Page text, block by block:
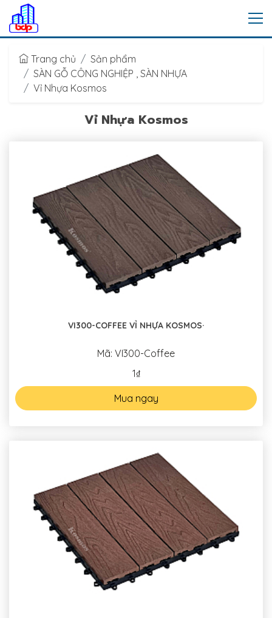
Trang chủ
Sản phẩm
SÀN GỖ CÔNG NGHIỆP , SÀN NHỰA
Vỉ Nhựa Kosmos
Vỉ Nhựa Kosmos
VI300-COFFEE VỈ NHỰA KOSMOS·
Mã: VI300-Coffee
1₫
Mua ngay